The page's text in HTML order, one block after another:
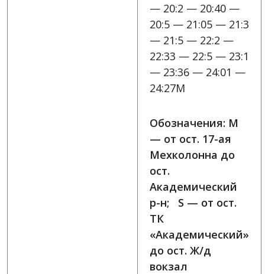
— 20:2 — 20:40 —
20:5 — 21:05 — 21:3
— 21:5 — 22:2 —
22:33 — 22:5 — 23:1
— 23:36 — 24:01 —
24:27M
Обозначения: M
— от ост. 17-ая
Мехколонна до
ост.
Академический
р-н; S — от ост.
ТК
«Академический»
до ост. Ж/д
вокзал